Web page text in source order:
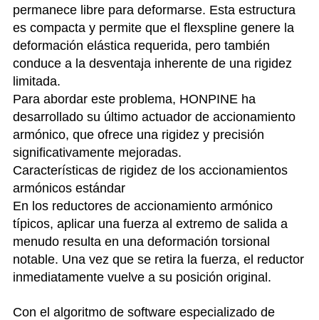
permanece libre para deformarse. Esta estructura
es compacta y permite que el flexspline genere la
deformación elástica requerida, pero también
conduce a la desventaja inherente de una rigidez
limitada.
Para abordar este problema, HONPINE ha
desarrollado su último actuador de accionamiento
armónico, que ofrece una rigidez y precisión
significativamente mejoradas.
Características de rigidez de los accionamientos
armónicos estándar
En los reductores de accionamiento armónico
típicos, aplicar una fuerza al extremo de salida a
menudo resulta en una deformación torsional
notable. Una vez que se retira la fuerza, el reductor
inmediatamente vuelve a su posición original.
Con el algoritmo de software especializado de